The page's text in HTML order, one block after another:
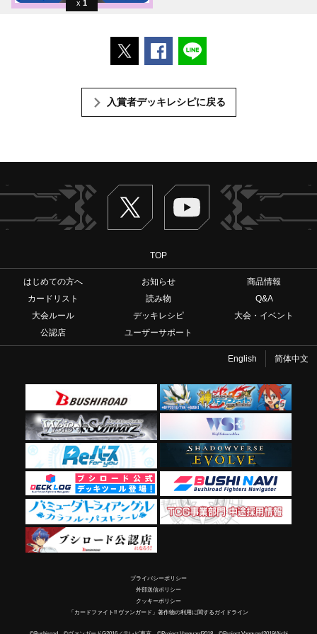
1
ポストするFacebookでシェアする
入賞者デッキレシピに戻る
Twitter ヴァンガードch
TOP
はじめての方へ お知らせ
商品情報
カードリスト
読み物
Q&A
大会ルール
デッキレシピ
大会・イベント
公認店
ユーザーサポート
English 简体中文
プライバシーポリシー
外部送信ポリシー
クッキーポリシー
「カードファイト!! ヴァンガード」著作物の利用に関するガイドライン